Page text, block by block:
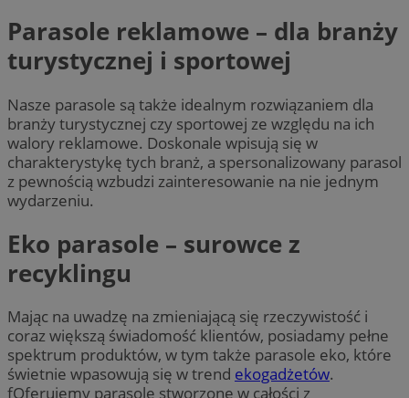
Parasole reklamowe – dla branży
turystycznej i sportowej
Nasze parasole są także idealnym rozwiązaniem dla
branży turystycznej czy sportowej ze względu na ich
walory reklamowe. Doskonale wpisują się w
charakterystykę tych branż, a spersonalizowany parasol
z pewnością wzbudzi zainteresowanie na nie jednym
wydarzeniu.
Eko parasole – surowce z
recyklingu
Mając na uwadzę na zmieniającą się rzeczywistość i
coraz większą świadomość klientów, posiadamy pełne
spektrum produktów, w tym także parasole eko, które
świetnie wpasowują się w trend ekogadżetów.
fOferujemy parasole stworzone w całości z